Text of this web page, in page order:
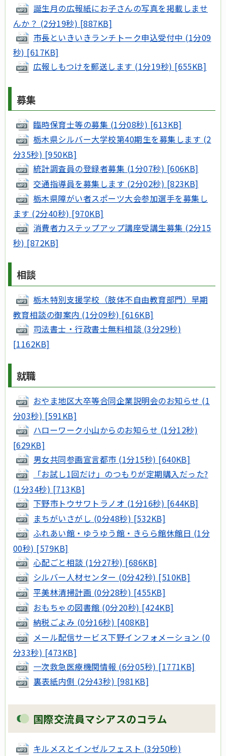
誕生月の広報紙にお子さんの写真を掲載しませ
んか？ (2分19秒) [887KB]
市長といきいきランチトーク申込受付中 (1分09
秒) [617KB]
広報しもつけを郵送します (1分19秒) [655KB]
募集
臨時保育士等の募集 (1分08秒) [613KB]
栃木県シルバー大学校第40期生を募集します (2
分35秒) [950KB]
統計調査員の登録者募集 (1分07秒) [606KB]
交通指導員を募集します (2分02秒) [823KB]
栃木県障がい者スポーツ大会参加選手を募集し
ます (2分40秒) [970KB]
消費者力ステップアップ講座受講生募集 (2分15
秒) [872KB]
相談
栃木特別支援学校（肢体不自由教育部門）早期
教育相談の御案内 (1分09秒) [616KB]
司法書士・行政書士無料相談 (3分29秒)
[1162KB]
就職
おやま地区大卒等合同企業説明会のお知らせ (1
分03秒) [591KB]
ハローワーク小山からのお知らせ (1分12秒)
[629KB]
男女共同参画宣言都市 (1分15秒) [640KB]
「お試し1回だけ」のつもりが定期購入だった?
(1分34秒) [713KB]
下野市トウサワトラノオ (1分16秒) [644KB]
まちがいさがし (0分48秒) [532KB]
ふれあい館・ゆうゆう館・きらら館休館日 (1分
00秒) [579KB]
心配ごと相談 (1分27秒) [686KB]
シルバー人材センター (0分42秒) [510KB]
平美林清掃計画 (0分28秒) [455KB]
おもちゃの図書館 (0分20秒) [424KB]
納税ごよみ (0分16秒) [408KB]
メール配信サービス下野インフォメーション (0
分33秒) [473KB]
一次救急医療機関情報 (6分05秒) [1771KB]
裏表紙内側 (2分43秒) [981KB]
国際交流員マシアスのコラム
キルメスとインゼルフェスト (3分50秒)